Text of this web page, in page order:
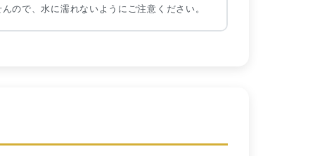
ので、水に濡れないようにご注意ください。